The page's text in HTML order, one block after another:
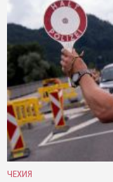
ЧЕХИЯ